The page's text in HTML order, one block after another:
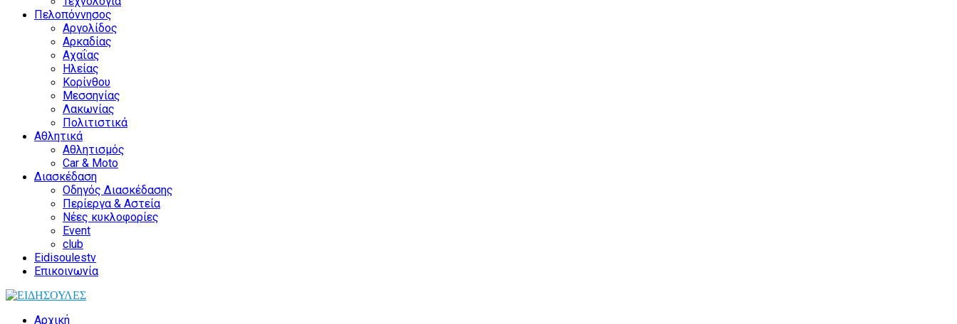
Πελοπόννησος
Αργολίδος
Αρκαδίας
Αχαΐας
Ηλείας
Κορίνθου
Μεσσηνίας
Λακωνίας
Πολιτιστικά
Αθλητικά
Αθλητισμός
Car & Moto
Διασκέδαση
Οδηγός Διασκέδασης
Περίεργα & Αστεία
Νέες κυκλοφορίες
Event
club
Eidisoulestv
Επικοινωνία
Αρχική